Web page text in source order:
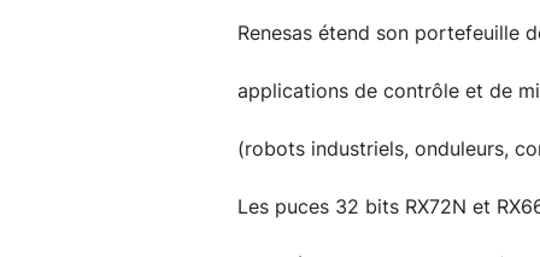
Renesas étend son portefeuille
applications de contrôle et de
(robots industriels, onduleurs,
Les puces 32 bits RX72N et